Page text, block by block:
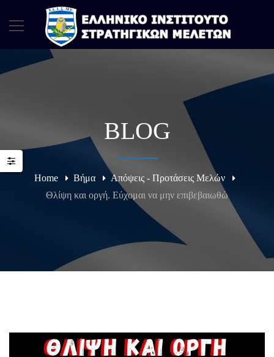
BLOG
Home Βήμα
Απόψεις - Προτάσεις Μελών
Θλίψη και οργή. Εύχομαι να μην επιβεβαιωθώ